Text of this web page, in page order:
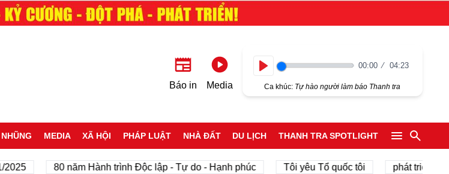
Báo in Media
00:00 04:23
Ca khúc: Tự hào người làm báo Thanh tra
MEDIA XÃ HỘI PHÁP LUẬT NHÀ ĐẤT DU LỊCH THANH TRA SPOTLIGHT
80 năm Hành trình Độc lập - Tự do - Hạnh phúc Tôi yêu Tổ quốc tôi phát triển